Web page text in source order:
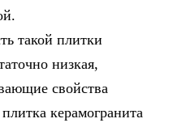
такой плитки
низкая,
свойства
керамогранита